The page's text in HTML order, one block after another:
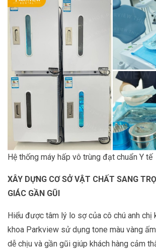
Hệ thống máy hấp vô trùng đạt chuẩn Y tế
XÂY DỰNG CƠ SỞ VẬT CHẤT SANG
GIÁC GẦN GŨI
Hiểu được tâm lý lo sợ của cô chú anh chị
khoa Parkview sử dụng tone màu vàng
dễ chịu và gần gũi giúp khách hàng cảm